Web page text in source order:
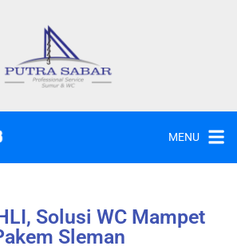
MENU
Solusi WC Mampet
Sleman